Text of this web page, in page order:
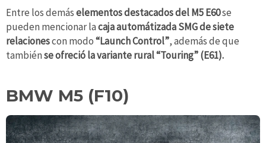
Entre los demáselementos destacados del M5 E60se
pueden mencionar lacaja automátizada SMG de siete
relacionescon modo“Launch Control”, además de que
tambiénse ofreció la variante rural “Touring” (E61).
BMW M5 (F10)